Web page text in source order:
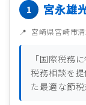
宮永雄
宮崎県宮崎市
「国際税務
税務相談を
た最適な節税